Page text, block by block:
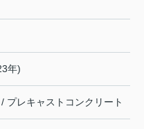
年)
プレキャストコンクリート